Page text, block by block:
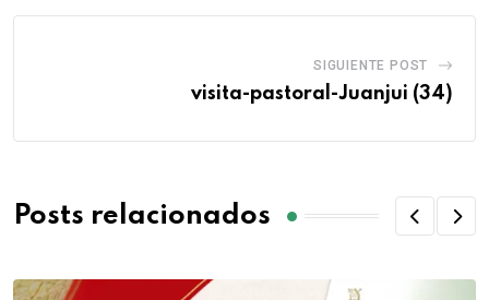
SIGUIENTE POST
visita-pastoral-Juanjui (34)
Posts relacionados